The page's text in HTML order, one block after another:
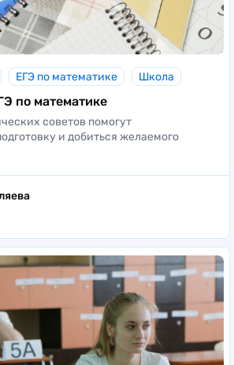
ЕГЭ по математике Школа
по математике
советов помогут
и добиться желаемого